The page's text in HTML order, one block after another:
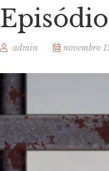
admin novembro